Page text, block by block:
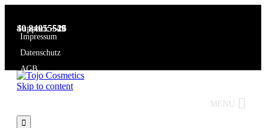
Support:
+49 40 84055526
Impressum
Datenschutz
AGB
Skip to content
MENU
